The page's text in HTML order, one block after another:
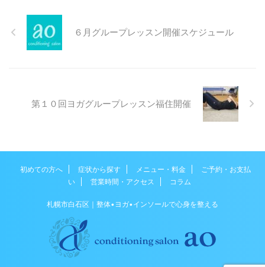
徳） 6/13 （火）19:15〜
20:15（松澤もなみ） 6/20
（木）19:15〜 ...
６月グループレッスン開催スケジュール
第１０回ヨガグループレッスン福住開催
初めての方へ 症状から探す メニュー・料金
ご予約・お支払
い
営業時間・アクセス コラム
札幌市白石区｜整体•ヨガ•インソールで心身を整える